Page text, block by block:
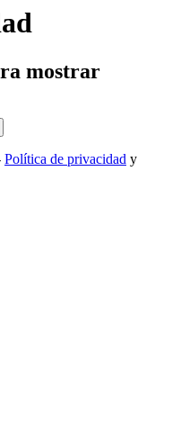
mostrar
Política de privacidad y